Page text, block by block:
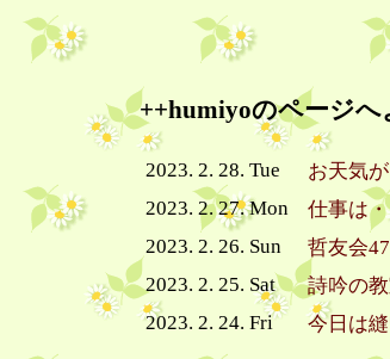
++humiyoのページへ
2023. 2. 28. Tue
お天気
2023. 2. 27. Mon
仕事は
2023. 2. 26. Sun
哲友会
2023. 2. 25. Sat
詩吟の
2023. 2. 24. Fri
今日は縫